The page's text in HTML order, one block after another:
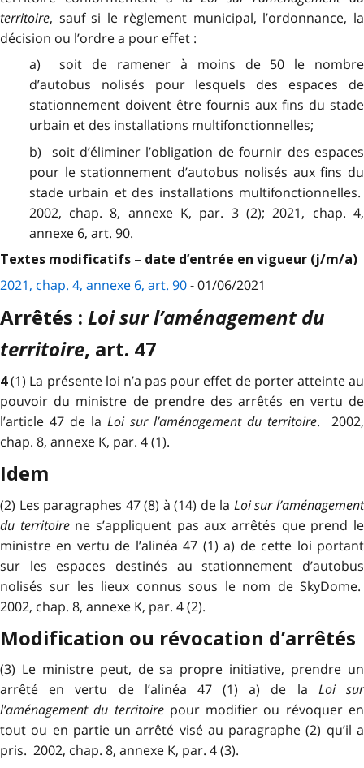
territoire, sauf si le règlement municipal, l’ordonnance, la
décision ou l’ordre a pour effet :
a) soit de ramener à moins de 50 le nombre
d’autobus nolisés pour lesquels des espaces de
stationnement doivent être fournis aux fins du stade
urbain et des installations multifonctionnelles;
b) soit d’éliminer l’obligation de fournir des espaces
pour le stationnement d’autobus nolisés aux fins du
stade urbain et des installations multifonctionnelles.
2002, chap. 8, annexe K, par. 3 (2); 2021, chap. 4,
annexe 6, art. 90.
Textes modificatifs – date d’entrée en vigueur (j/m/a)
2021, chap. 4, annexe 6, art. 90- 01/06/2021
Arrêtés : Loi sur l’aménagement du
territoire, art. 47
4(1) La présente loi n’a pas pour effet de porter atteinte au
pouvoir du ministre de prendre des arrêtés en vertu de
l’article 47 de la Loi sur l’aménagement du territoire. 2002,
chap. 8, annexe K, par. 4 (1).
Idem
(2) Les paragraphes 47 (8) à (14) de la Loi sur l’aménagement
du territoirene s’appliquent pas aux arrêtés que prend le
ministre en vertu de l’alinéa 47 (1) a) de cette loi portant
sur les espaces destinés au stationnement d’autobus
nolisés sur les lieux connus sous le nom de SkyDome.
2002, chap. 8, annexe K, par. 4 (2).
Modification ou révocation d’arrêtés
(3) Le ministre peut, de sa propre initiative, prendre un
arrêté en vertu de l’alinéa 47 (1) a) de la Loi sur
l’aménagement du territoirepour modifier ou révoquer en
tout ou en partie un arrêté visé au paragraphe (2) qu’il a
pris. 2002, chap. 8, annexe K, par. 4 (3).